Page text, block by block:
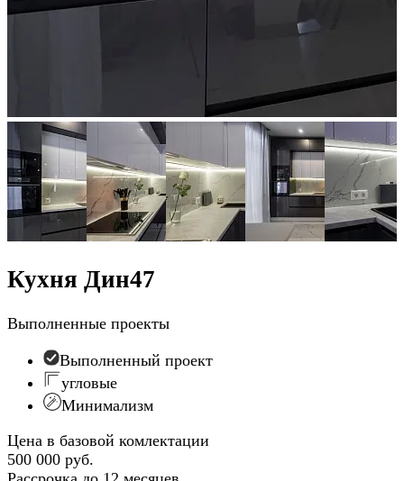
Кухня Дин47
Выполненные проекты
Выполненный проект
угловые
Минимализм
Цена в базовой комлектации
500 000 руб.